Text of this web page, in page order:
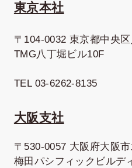
東京本社
〒104-0032 東京都中央
TMG八丁堀ビル10F
TEL 03-6262-8135
大阪支社
〒530-0057 大阪府大阪
梅田パシフィックビルデ